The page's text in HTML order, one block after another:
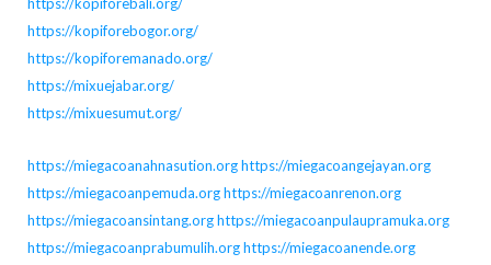
https://kopiforebali.org/
https://kopiforebogor.org/
https://kopiforemanado.org/
https://mixuejabar.org/
https://mixuesumut.org/
https://miegacoanahnasution.orghttps://miegacoangejayan.org
https://miegacoanpemuda.orghttps://miegacoanrenon.org
https://miegacoansintang.orghttps://miegacoanpulaupramuka.org
https://miegacoanprabumulih.orghttps://miegacoanende.org